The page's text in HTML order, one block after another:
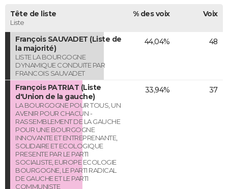
Tête de liste
Liste
% des voix Voix
François SAUVADET (Liste de
la majorité)
LISTE LA BOURGOGNE
DYNAMIQUE CONDUITE PAR
FRANCOIS SAUVADET
44,04% 48
François PATRIAT (Liste
d'Union de la gauche)
LA BOURGOGNE POUR TOUS, UN
AVENIR POUR CHACUN -
RASSEMBLEMENT DE LA GAUCHE
POUR UNE BOURGOGNE
INNOVANTE ET ENTREPRENANTE,
SOLIDAIRE ET ECOLOGIQUE
PRESENTE PAR LE PARTI
SOCIALISTE, EUROPE ECOLOGIE
BOURGOGNE, LE PARTI RADICAL
DE GAUCHE ET LE PARTI
COMMUNISTE
33,94% 37